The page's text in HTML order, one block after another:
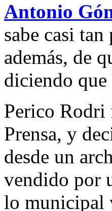
Antonio
sabe casi
además, de
diciendo
Perico Rodri
Prensa, y
desde un
vendido por
lo municipal